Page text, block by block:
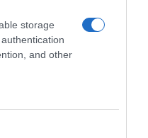
storage
and other
del Servizio o dei
personali di
(incluso qualsiasi
sistema o
per accedere,